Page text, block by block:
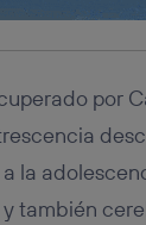
por
la
también